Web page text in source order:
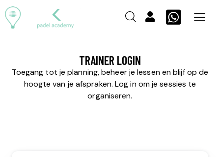
TRAINER LOGIN
Toegang tot je planning, beheer je lessen en blijf op de
hoogte van je afspraken. Log in om je sessies te
organiseren.